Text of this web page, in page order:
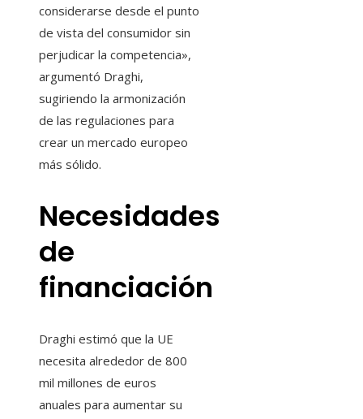
considerarse desde el punto
de vista del consumidor sin
perjudicar la competencia»,
argumentó Draghi,
sugiriendo la armonización
de las regulaciones para
crear un mercado europeo
más sólido.
Necesidades
de
financiación
Draghi estimó que la UE
necesita alrededor de 800
mil millones de euros
anuales para aumentar su